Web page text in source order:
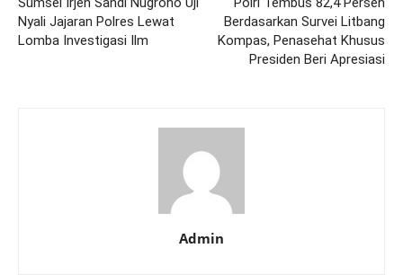
Nyali Jajaran Polres Lewat
Lomba Investigasi Ilm
Berdasarkan Survei Litbang
Kompas, Penasehat Khusus
Presiden Beri Apresiasi
Admin